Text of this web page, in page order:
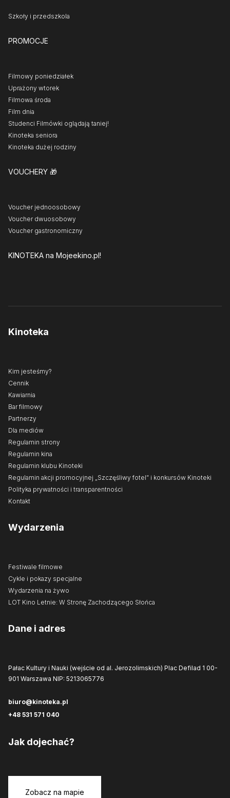
Szkoły i przedszkola
PROMOCJE
Filmowy poniedziałek
Uprażony wtorek
Filmowa środa
Film dnia
Studenci Filmówki oglądają taniej!
Kinoteka seniora
Kinoteka dużej rodziny
VOUCHERY 🎁
Voucher jednoosobowy
Voucher dwuosobowy
Voucher gastronomiczny
KINOTEKA na Mojeekino.pl!
Kinoteka
Kim jesteśmy?
Cennik
Kawiarnia
Bar filmowy
Partnerzy
Dla mediów
Regulamin strony
Regulamin kina
Regulamin klubu Kinoteki
Regulamin akcji promocyjnej „Szczęśliwy fotel” i konkursów Kinoteki
Polityka prywatności i transparentności
Kontakt
Wydarzenia
Festiwale filmowe
Cykle i pokazy specjalne
Wydarzenia na żywo
LOT Kino Letnie: W Stronę Zachodzącego Słońca
Dane i adres
Pałac Kultury i Nauki (wejście od al. Jerozolimskich) Plac Defilad 1 00-
901 Warszawa NIP: 5213065776
biuro@kinoteka.pl
+48 531 571 040
Jak dojechać?
Zobacz na mapie